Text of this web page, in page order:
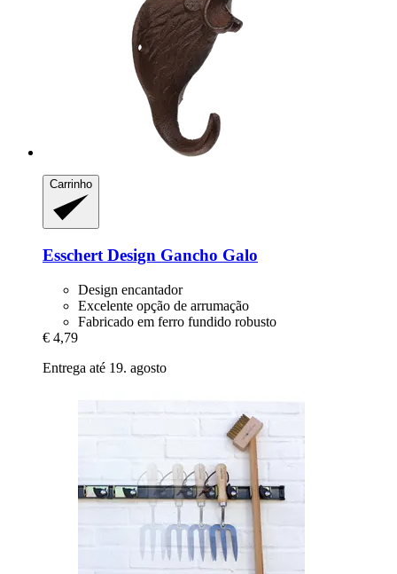
Carrinho
Esschert Design Gancho Galo
Design encantador
Excelente opção de arrumação
Fabricado em ferro fundido robusto
€ 4,79
Entrega até 19. agosto